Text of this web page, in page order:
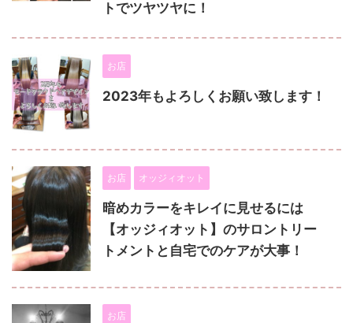
トでツヤツヤに！
お店
2023年もよろしくお願い致します！
お店 オッジィオット
暗めカラーをキレイに見せるには
【オッジィオット】のサロントリー
トメントと自宅でのケアが大事！
お店